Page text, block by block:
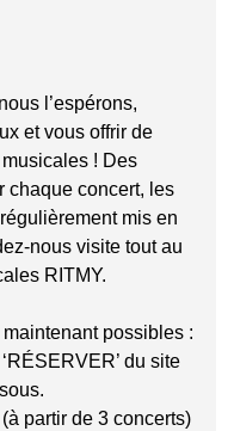
l’espérons,
et vous offrir de
! Des
chaque concert, les
mis en
nous visite tout au
RITMY.
possibles :
du site
(à partir de 3 concerts)